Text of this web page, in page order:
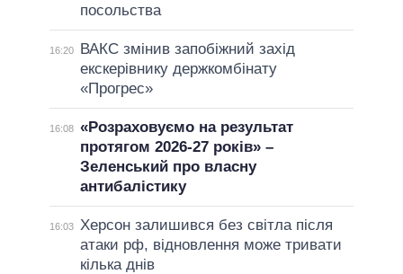
посольства
16:20
ВАКС змінив запобіжний захід
екскерівнику держкомбінату
«Прогрес»
16:08 «Розраховуємо на результат
протягом 2026-27 років» –
Зеленський про власну
антибалістику
16:03 Херсон залишився без світла після
атаки рф, відновлення може тривати
кілька днів